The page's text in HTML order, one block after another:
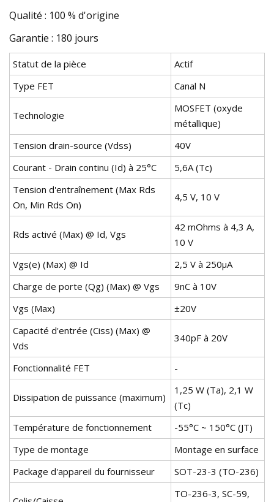
Qualité : 100 % d'origine
Garantie : 180 jours
Statut de la pièce
Actif
Type FET
Canal N
Technologie
MOSFET (oxyde
métallique)
Tension drain-source (Vdss)
40V
Courant - Drain continu (Id) à 25°C
5,6A (Tc)
Tension d'entraînement (Max Rds
On, Min Rds On)
4,5 V, 10 V
Rds activé (Max) @ Id, Vgs
42 mOhms à 4,3 A,
10 V
Vgs(e) (Max) @ Id
2,5 V à 250µA
Charge de porte (Qg) (Max) @ Vgs
9nC à 10V
Vgs (Max)
±20V
Capacité d'entrée (Ciss) (Max) @
Vds
340pF à 20V
Fonctionnalité FET -
Dissipation de puissance (maximum)
1,25 W (Ta), 2,1 W
(Tc)
Température de fonctionnement
-55°C ~ 150°C (JT)
Type de montage
Montage en surface
Package d'appareil du fournisseur
SOT-23-3 (TO-236)
TO-236-3, SC-59,